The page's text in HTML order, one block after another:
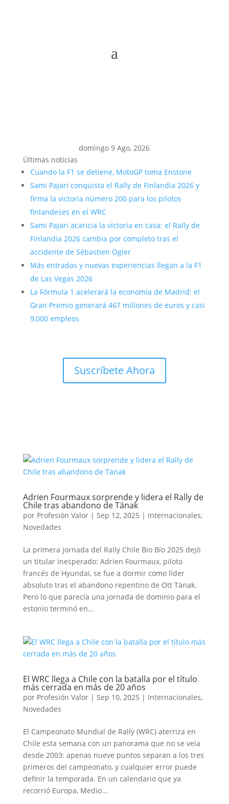
domingo 9 Ago, 2026
Últimas noticias
Cuando la F1 se detiene, MotoGP toma Enstone
Sami Pajari conquista el Rally de Finlandia 2026 y
firma la victoria número 200 para los pilotos
finlandeses en el WRC
Sami Pajari acaricia la victoria en casa: el Rally de
Finlandia 2026 cambia por completo tras el
accidente de Sébastien Ogier
Más entradas y nuevas experiencias llegan a la F1
de Las Vegas 2026
La Fórmula 1 acelerará la economía de Madrid: el
Gran Premio generará 467 millones de euros y casi
9,000 empleos
Suscríbete Ahora
Adrien Fourmaux sorprende y lidera el Rally de
Chile tras abandono de Tänak
por Profesión Valor| Sep 12, 2025 | Internacionales,
Novedades
La primera jornada del Rally Chile Bio Bío 2025 dejó
un titular inesperado: Adrien Fourmaux, piloto
francés de Hyundai, se fue a dormir como líder
absoluto tras el abandono repentino de Ott Tänak.
Pero lo que parecía una jornada de dominio para el
estonio terminó en...
El WRC llega a Chile con la batalla por el título
más cerrada en más de 20 años
por Profesión Valor| Sep 10, 2025 | Internacionales,
Novedades
El Campeonato Mundial de Rally (WRC) aterriza en
Chile esta semana con un panorama que no se veía
desde 2003: apenas nueve puntos separan a los tres
primeros del campeonato, y cualquier error puede
definir la temporada. En un calendario que ya
recorrió Europa, Medio...